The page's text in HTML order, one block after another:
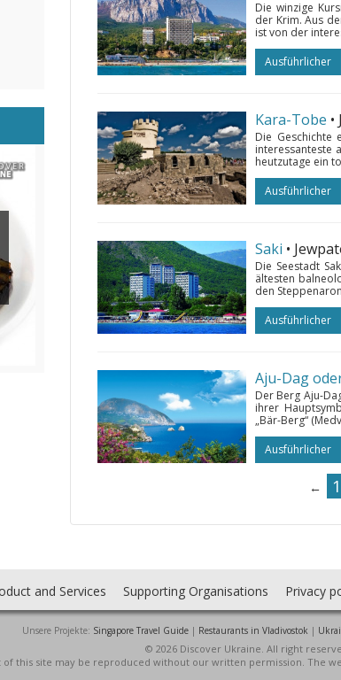
Die winzige
der Krim. Aus
ist von der
Ausführlicher
Kara-Tobe
Die Geschichte
interessanteste
heutzutage ein
Ausführlicher
Saki •
Die Seestadt
ältesten
den
Ausführlicher
Aju-Dag
Der Berg Aju-
ihrer
„Bär-Berg“
Ausführlicher
← 1
and Services Supporting Organisations Privacy
Unsere Projekte: Singapore Travel Guide| Restaurants in Vladivostok |
© 2026 Discover Ukraine. All right
of this site may be reproduced without our written permission. The